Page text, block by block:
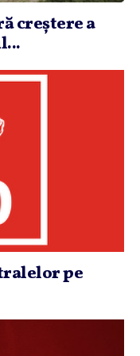
creştere a
pe